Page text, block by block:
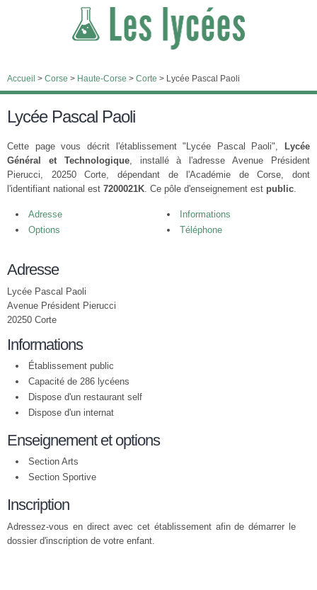
Accueil > Corse > Haute-Corse > Corte > Lycée Pascal Paoli
Lycée Pascal Paoli
Cette page vous décrit l'établissement "Lycée Pascal Paoli",
Lycée
Général et Technologique, installé à l'adresse Avenue Président
Pierucci, 20250 Corte, dépendant de l'Académie de Corse, dont
l'identifiant national est 7200021K. Ce pôle d'enseignement est public.
Adresse
Informations
Options
Téléphone
Adresse
Lycée Pascal Paoli
Avenue Président Pierucci
20250 Corte
Informations
Établissement public
Capacité de 286 lycéens
Dispose d'un restaurant self
Dispose d'un internat
Enseignement et options
Section Arts
Section Sportive
Inscription
Adressez-vous en direct avec cet établissement afin de démarrer le
dossier d'inscription de votre enfant.